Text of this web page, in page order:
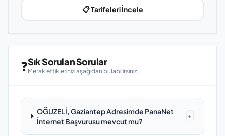
📋 Tarifeleri İncele
❓Sık Sorulan Sorular
Merak ettiklerinizi aşağıdan bulabilirsiniz.
OĞUZELİ, Gaziantep Adresimde PanaNet
İnternet Başvurusu mevcut mu?
+